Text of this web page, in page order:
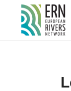
Panneau de gestion